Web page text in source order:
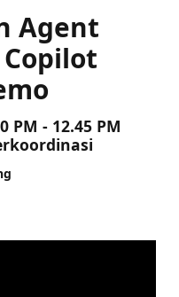
Agent
PM - 12.45 PM